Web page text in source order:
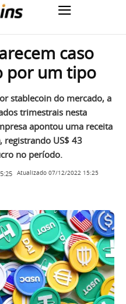
caso
por um tipo
stablecoin do mercado, a
trimestrais nesta
apontou uma receita
registrando US$ 43
no período.
Atualizado 07/12/2022 15:25